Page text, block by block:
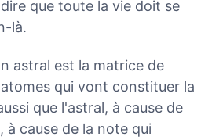
que toute la vie doit se
là.
astral est la matrice de
qui vont constituer la
que l'astral, à cause de
cause de la note qui